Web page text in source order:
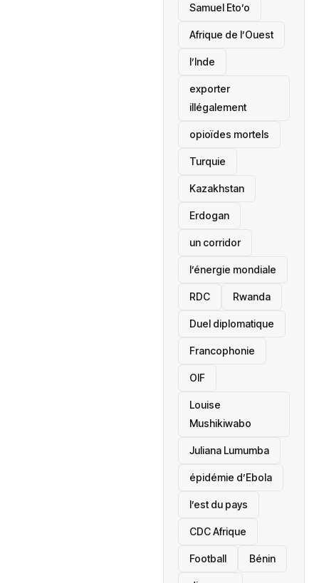
Samuel Eto’o
Afrique de l’Ouest
l’Inde
exporter
illégalement
opioïdes mortels
‎Turquie
Kazakhstan
Erdogan
un corridor
l’énergie mondiale
RDC Rwanda
Duel diplomatique
Francophonie
OIF
Louise
Mushikiwabo
Juliana Lumumba
épidémie d’Ebola
l’est du pays
CDC Afrique
Football Bénin